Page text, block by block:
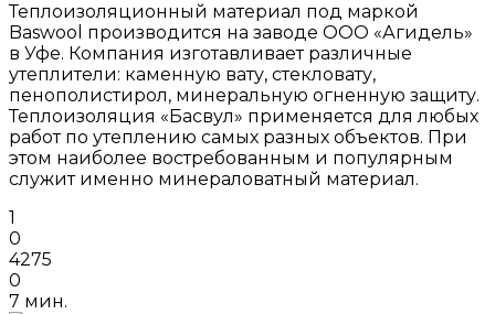
Теплоизоляционный материал под маркой
Baswool производится на заводе ООО «Агидель»
в Уфе. Компания изготавливает различные
утеплители: каменную вату, стекловату,
пенополистирол, минеральную огненную защиту.
Теплоизоляция «Басвул» применяется для любых
работ по утеплению самых разных объектов. При
этом наиболее востребованным и популярным
служит именно минераловатный материал.
1
0
4275
0
7 мин.